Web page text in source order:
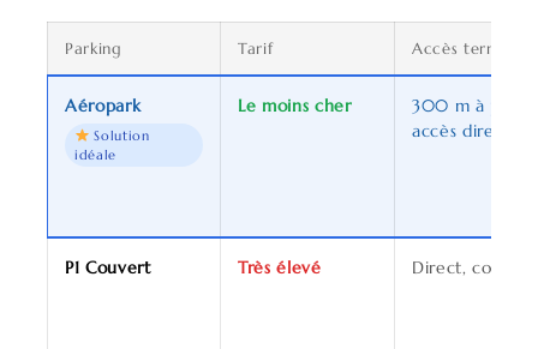
Parking Tarif Accès terminal
Aéropark
Solution
idéale
Le moins cher
300 m à pied
accès direct
P1 Couvert Très élevé Direct, couvert